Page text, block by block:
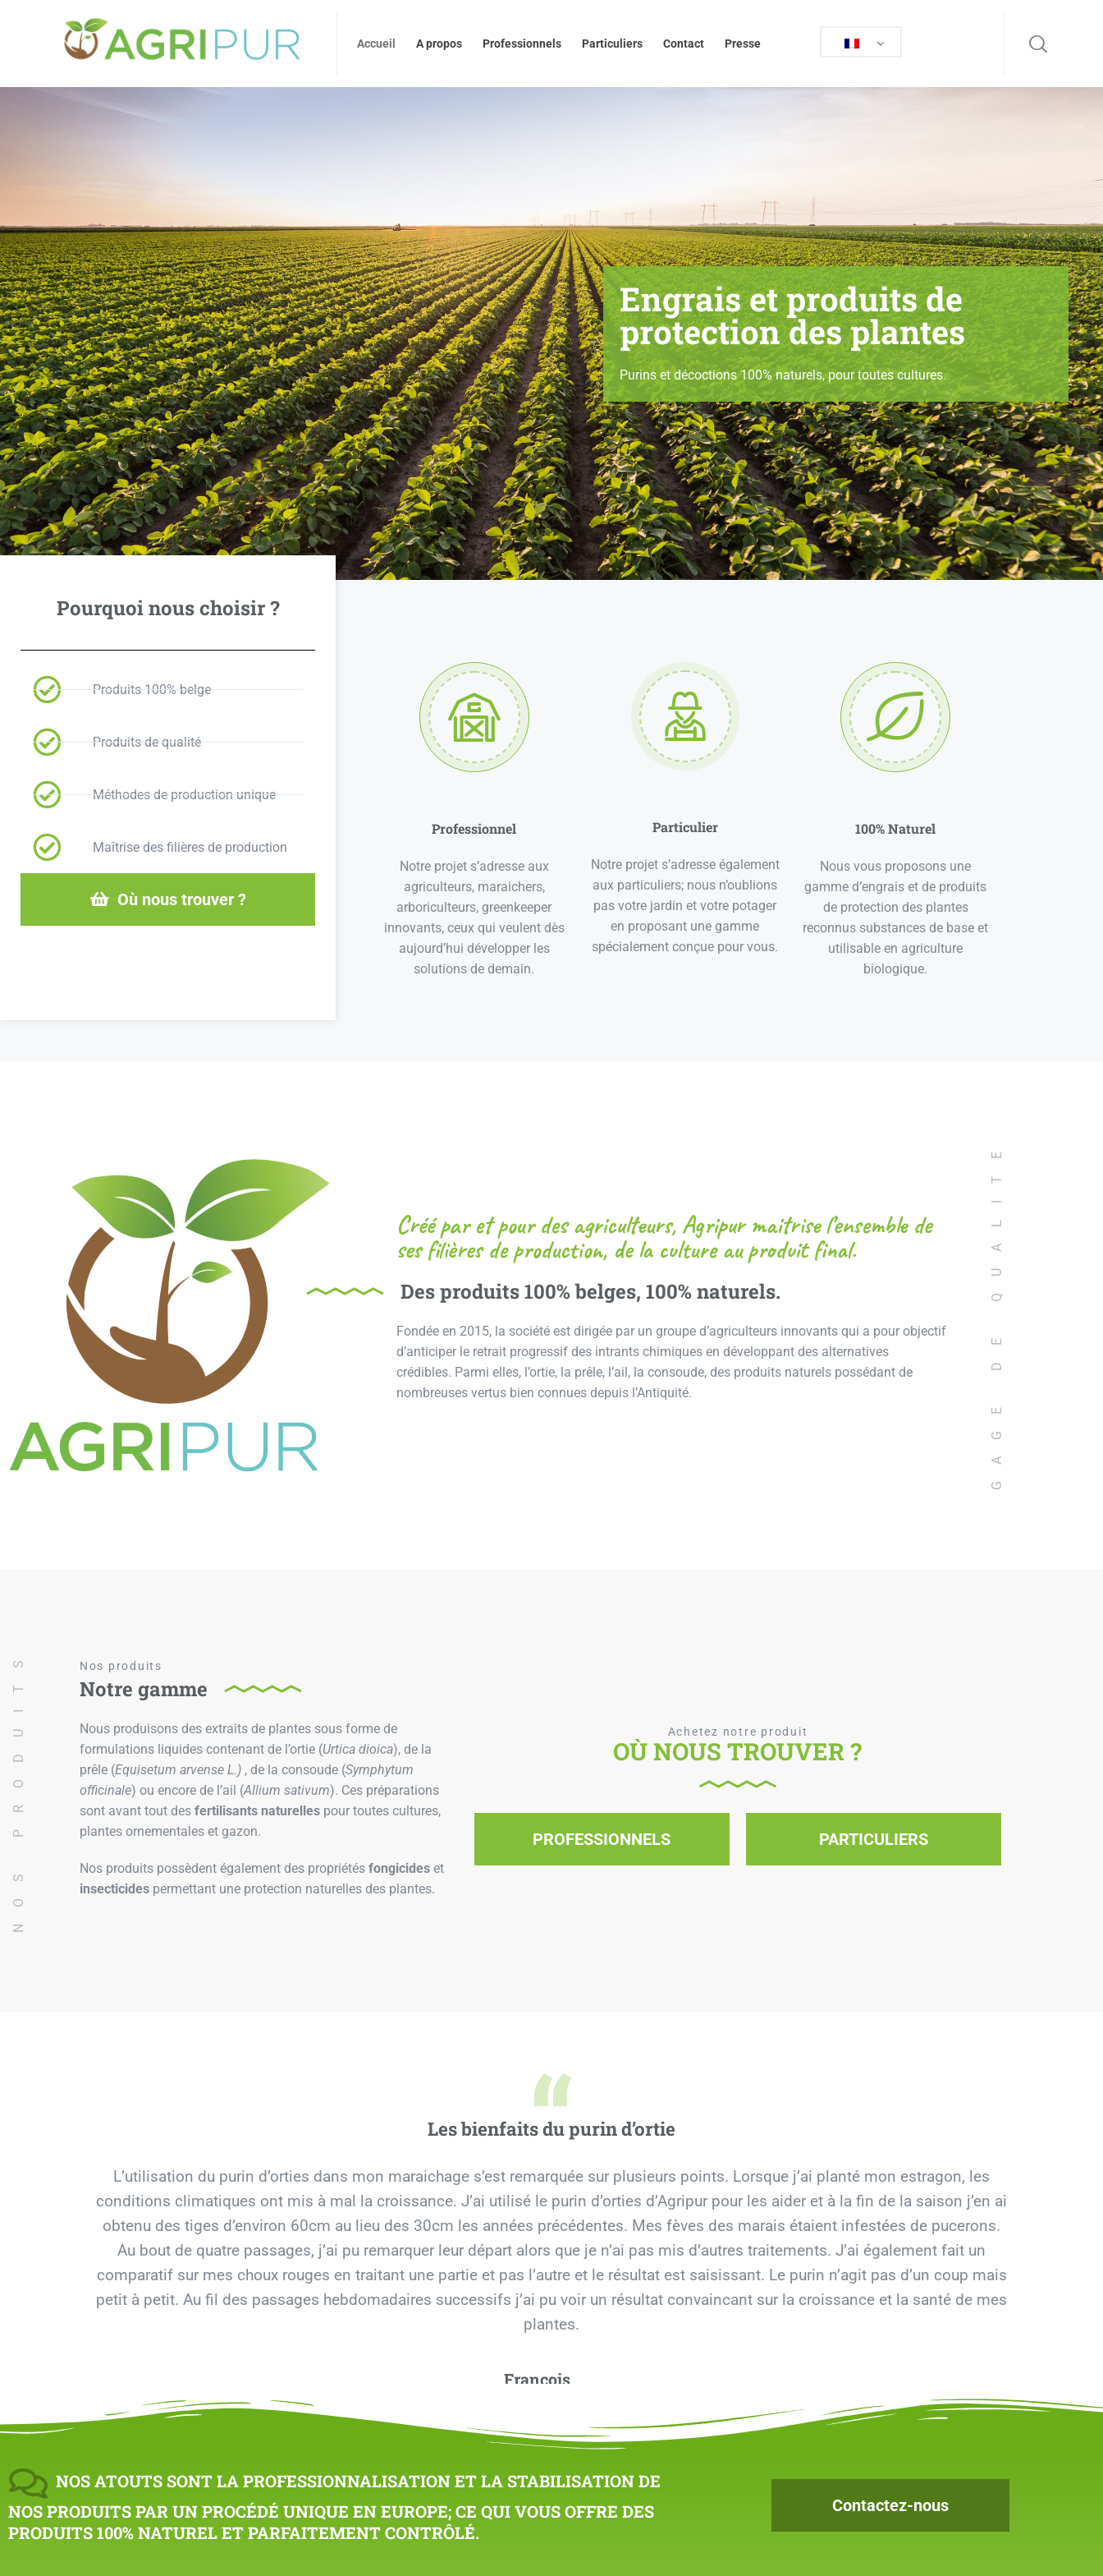
Accueil A propos Professionnels Particuliers Contact Presse
Pourquoi nous choisir ?
Produits 100% belge
Produits de qualité
Méthodes de production unique
Maîtrise des filières de production
Où nous trouver ?
Professionnel
Notre projet s’adresse aux
agriculteurs, maraichers,
arboriculteurs, greenkeeper
innovants, ceux qui veulent dès
aujourd’hui développer les
solutions de demain.
Particulier
Notre projet s’adresse également
aux particuliers; nous n’oublions
pas votre jardin et votre potager
en proposant une gamme
spécialement conçue pour vous.
100% Naturel
Nous vous proposons une
gamme d’engrais et de produits
de protection des plantes
reconnus substances de base et
utilisable en agriculture
biologique.
Créé par et pour des agriculteurs, Agripur maitrise l’ensemble de
ses filières de production, de la culture au produit final.
Des produits 100% belges, 100% naturels.
Fondée en 2015, la société est dirigée par un groupe d’agriculteurs innovants qui a pour objectif
d’anticiper le retrait progressif des intrants chimiques en développant des alternatives
crédibles. Parmi elles, l’ortie, la prêle, l’ail, la consoude, des produits naturels possédant de
nombreuses vertus bien connues depuis l’Antiquité.
GAGE DE QUALITE
NOS PRODUITS Nos produits
Notre gamme
Nous produisons des extraits de plantes sous forme de
formulations liquides contenant de l’ortie (Urtica dioica), de la
prêle (Equisetum arvense L.), de la consoude (Symphytum
officinale) ou encore de l’ail (Allium sativum). Ces préparations
sont avant tout des fertilisants naturelles pour toutes cultures,
plantes ornementales et gazon.
Nos produits possèdent également des propriétés fongicideset
insecticides permettant une protection naturelles des plantes.
Achetez notre produit
OÙ NOUS TROUVER ?
PROFESSIONNELS PARTICULIERS
“
Les bienfaits du purin d’ortie
L’utilisation du purin d’orties dans mon maraichage s’est remarquée sur plusieurs points. Lorsque j’ai planté mon estragon, les
conditions climatiques ont mis à mal la croissance. J’ai utilisé le purin d’orties d’Agripur pour les aider et à la fin de la saison j’en ai
obtenu des tiges d’environ 60cm au lieu des 30cm les années précédentes. Mes fèves des marais étaient infestées de pucerons.
Au bout de quatre passages, j’ai pu remarquer leur départ alors que je n’ai pas mis d’autres traitements. J’ai également fait un
comparatif sur mes choux rouges en traitant une partie et pas l’autre et le résultat est saisissant. Le purin n’agit pas d’un coup mais
petit à petit. Au fil des passages hebdomadaires successifs j’ai pu voir un résultat convaincant sur la croissance et la santé de mes
plantes.
François
NOS ATOUTS SONT LA PROFESSIONNALISATION ET LA STABILISATION DE
NOS PRODUITS PAR UN PROCÉDÉ UNIQUE EN EUROPE; CE QUI VOUS OFFRE DES
PRODUITS 100% NATUREL ET PARFAITEMENT CONTRÔLÉ.
Contactez-nous